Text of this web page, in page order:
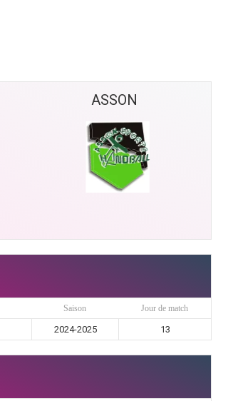
ASSON
Saison Jour de match
2024-2025 13